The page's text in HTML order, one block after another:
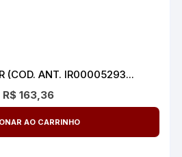
(COD. ANT. IR00005293...
R$ 163,36
AO CARRINHO